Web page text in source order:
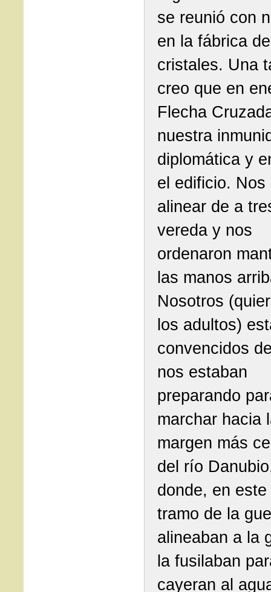
se reunió con
en la fábrica de
cristales. Una
creo que en
Flecha
nuestra
diplomática y
el edificio. Nos
alinear de a
vereda y nos
ordenaron
las manos
Nosotros
los adultos)
convencidos
nos estaban
preparando
marchar hacia
margen más
del río
donde, en
tramo de la
alineaban a la
la fusilaban
cayeran al